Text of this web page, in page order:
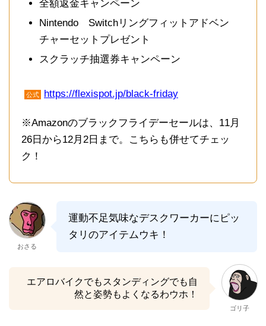
全額返金キャンペーン
Nintendo Switchリングフィットアドベン
チャーセットプレゼント
スクラッチ抽選券キャンペーン
公式 https://flexispot.jp/black-friday
※Amazonのブラックフライデーセールは、11月
26日から12月2日まで。こちらも併せてチェッ
ク！
おさる
運動不足気味なデスクワーカーにピッ
タリのアイテムウキ！
エアロバイクでもスタンディングでも自
然と姿勢もよくなるわウホ！
ゴリ子